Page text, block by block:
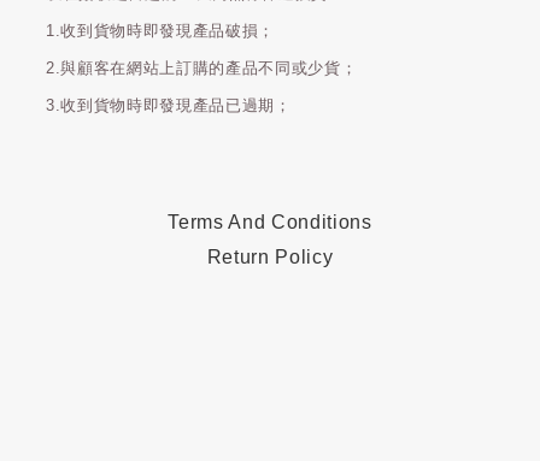
1.收到貨物時即發現產品破損；
2.與顧客在網站上訂購的產品不同或少貨；
3.收到貨物時即發現產品已過期；
Terms And Conditions
Return Policy